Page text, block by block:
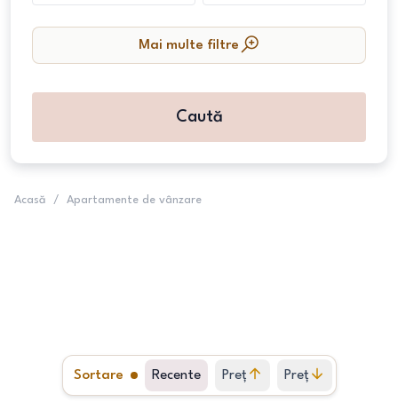
Mai multe filtre
Caută
Acasă / Apartamente de vânzare
Sortare Recente Preț
crescător
Preț
descrescător